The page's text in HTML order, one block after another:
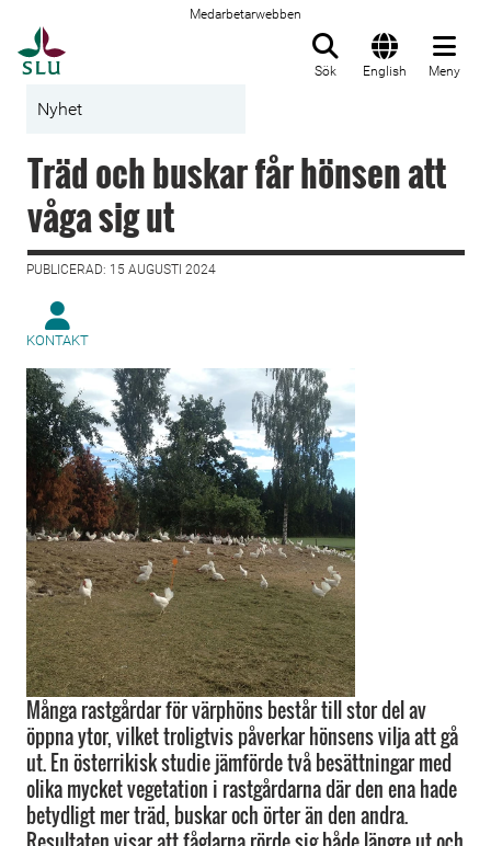
Medarbetarwebben
Sök English Meny
Nyhet
Träd och buskar får hönsen att
våga sig ut
PUBLICERAD: 15 AUGUSTI 2024
KONTAKT
Många rastgårdar för värphöns består till stor del av
öppna ytor, vilket troligtvis påverkar hönsens vilja att gå
ut. En österrikisk studie jämförde två besättningar med
olika mycket vegetation i rastgårdarna där den ena hade
betydligt mer träd, buskar och örter än den andra.